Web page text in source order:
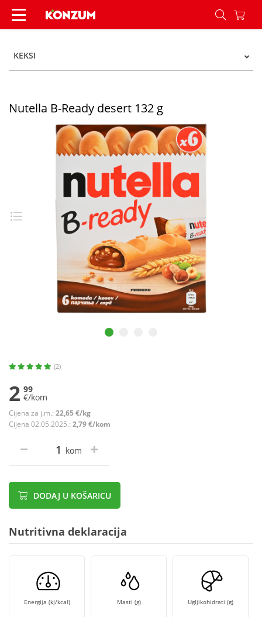
Nutella B-Ready desert 132 g - Konzum
KEKSI
Nutella B-Ready desert 132 g
(2)
2 99
€/kom
Cijena za j.m.: 22,65 €/kg
Cijena 02.05.2025.: 2,79 €/kom
kom
DODAJ U KOŠARICU
Nutritivna deklaracija
Energija (kJ/kcal) Masti (g) Ugljikohidrati (g)